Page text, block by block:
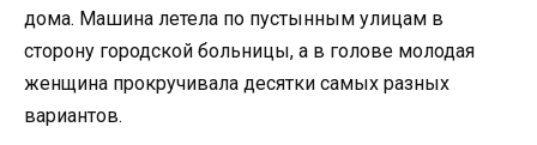
дома. Машина летела по пустынным улицам в
сторону городской больницы, а в голове молодая
женщина прокручивала десятки самых разных
вариантов.